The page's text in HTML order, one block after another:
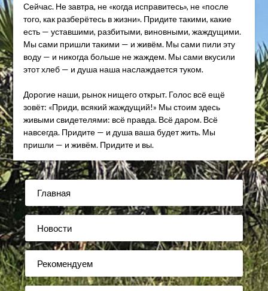
Сейчас. Не завтра, не «когда исправитесь», не «после
того, как разберётесь в жизни». Придите такими, какие
есть — уставшими, разбитыми, виновными, жаждущими.
Мы сами пришли такими — и живём. Мы сами пили эту
воду — и никогда больше не жаждем. Мы сами вкусили
этот хлеб — и душа наша наслаждается туком.
Дорогие наши, рынок нищего открыт. Голос всё ещё
зовёт: «Приди, всякий жаждущий!» Мы стоим здесь
живыми свидетелями: всё правда. Всё даром. Всё
навсегда. Придите — и душа ваша будет жить. Мы
пришли — и живём. Придите и вы.
Главная
Новости
Рекомендуем